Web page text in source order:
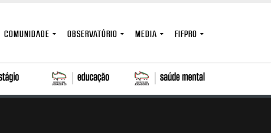
COMUNIDADE OBSERVATÓRIO MEDIA FIFPRO